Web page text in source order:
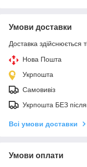
Умови доставки
Доставка здійснюється
Нова Пошта
Укрпошта
Самовивіз
Укрпошта БЕЗ
Всі умови доставки
Умови оплати